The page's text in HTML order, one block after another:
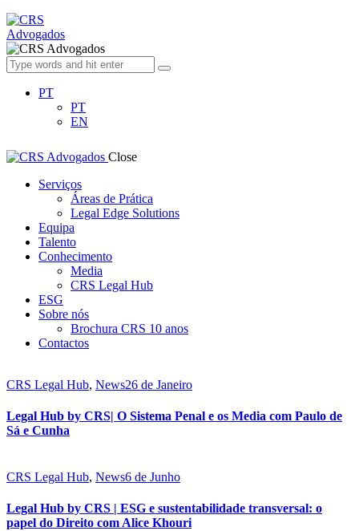
PT
PT
EN
Close
Serviços
Áreas de Prática
Legal Edge Solutions
Equipa
Talento
Conhecimento
Media
CRS Legal Hub
ESG
Sobre nós
Brochura CRS 10 anos
Contactos
CRS Legal Hub, News26 de Janeiro
Legal Hub by CRS| O Sistema Penal e os Media com Paulo de
Sá e Cunha
CRS Legal Hub, News6 de Junho
Legal Hub by CRS | ESG e sustentabilidade transversal: o
papel do Direito com Alice Khouri